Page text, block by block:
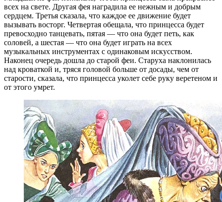
всех на свете. Другая фея наградила ее нежным и добрым
сердцем. Третья сказала, что каждое ее движение будет
вызывать восторг. Четвертая обещала, что принцесса будет
превосходно танцевать, пятая — что она будет петь, как
соловей, а шестая — что она будет играть на всех
музыкальных инструментах с одинаковым искусством.
Наконец очередь дошла до старой феи. Старуха наклонилась
над кроваткой и, тряся головой больше от досады, чем от
старости, сказала, что принцесса уколет себе руку веретеном и
от этого умрет.